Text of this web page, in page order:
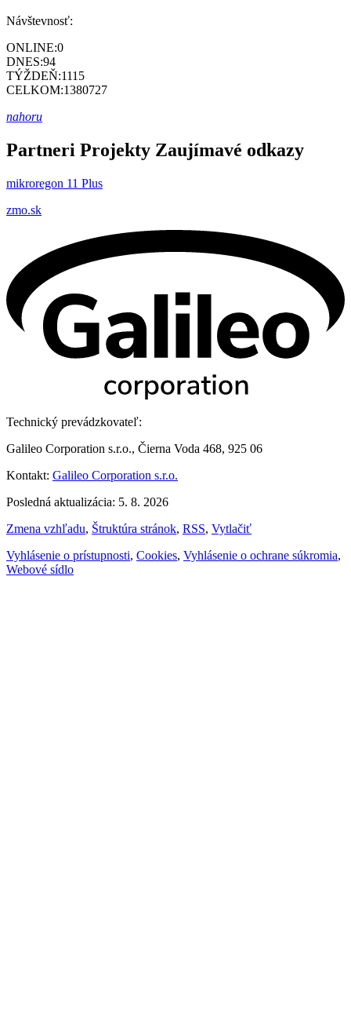
Návštevnosť:
ONLINE:0
DNES:94
TÝŽDEŇ:1115
CELKOM:1380727
nahoru
Partneri Projekty Zaujímavé odkazy
mikroregon 11 Plus
zmo.sk
Technický prevádzkovateľ:
Galileo Corporation s.r.o., Čierna Voda 468, 925 06
Kontakt: Galileo Corporation s.r.o.
Posledná aktualizácia: 5. 8. 2026
Zmena vzhľadu, Štruktúra stránok, RSS, Vytlačiť
Vyhlásenie o prístupnosti, Cookies, Vyhlásenie o ochrane súkromia,
Webové sídlo